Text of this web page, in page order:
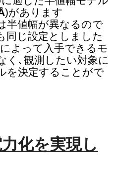
)があります
値幅が異なるので
同じ設定としました
よって入手できるモ
く､観測したい対象に
を決定することがで
化を実現し